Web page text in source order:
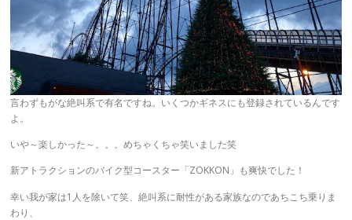
言わずもがな絶叫系で有名ですね。いくつかギネスにも登録されているんです
よ。
いや～楽しかった～。。。めちゃくちゃ笑いました笑
新アトラクションのバイク型コースター「ZOKKON」も爽快でした！
幸い我が家は1人を除いて笑、絶叫系に耐性がある家族なのであちこち乗りま
わり、